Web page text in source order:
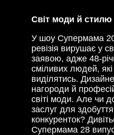
Світ моди й стилю
У шоу Супермама
ревізія вирушає у
заявою, адже 48-
сміливих людей,
виділятись.
нагороди й
світі моди. Але чи
заслуг для
конкуренток?
Супермама 28